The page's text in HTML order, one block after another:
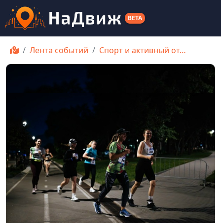
BETA
Лента событий Спорт и активный от…